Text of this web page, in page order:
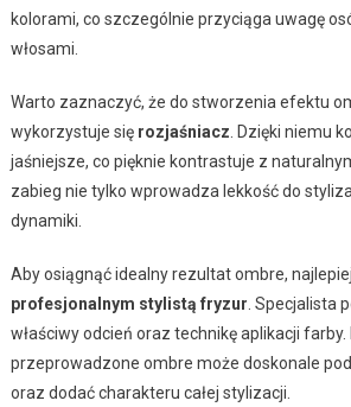
kolorami, co szczególnie przyciąga uwagę
włosami.
Warto zaznaczyć, że do stworzenia efektu
wykorzystuje się rozjaśniacz . Dzięki niemu
jaśniejsze, co pięknie kontrastuje z
zabieg nie tylko wprowadza lekkość do
dynamiki.
Aby osiągnąć idealny rezultat ombre,
profesjonalnym stylistą fryzur . Specjalista
właściwy odcień oraz technikę aplikacji farby.
przeprowadzone ombre może doskonale
oraz dodać charakteru całej stylizacji.